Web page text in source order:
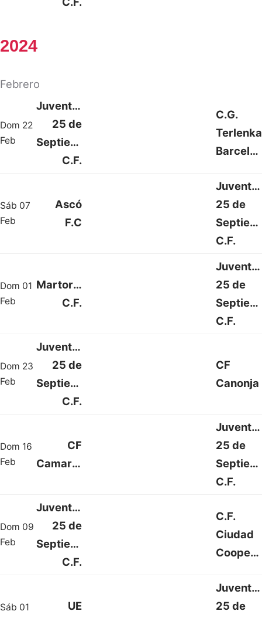
2024
Febrero
Dom 22
Feb
Juventud
25 de
Septiembre
C.F.
C.G.
Terlenka
Barcelonista
Sáb 07
Feb
Ascó
F.C
25 de
C.F.
Dom 01
Feb
Martorell
C.F.
25 de
C.F.
Dom 23
Feb
Juventud
25 de
Septiembre
C.F.
CF
Canonja
Dom 16
Feb
CF
Camarles
25 de
C.F.
Dom 09
Feb
Juventud
25 de
Septiembre
C.F.
C.F.
Ciudad
Cooperativa
Sáb 01
UE
25 de